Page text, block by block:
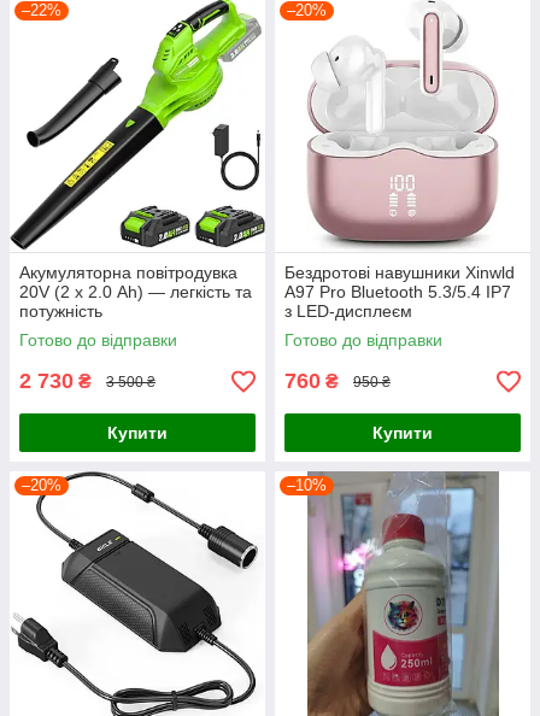
–22%
Акумуляторна повітродувка
20V (2 х 2.0 Ah) — легкість та
потужність
Готово до відправки
2 730 ₴ 3 500 ₴
Купити
–20%
Бездротові навушники Xinwld
A97 Pro Bluetooth 5.3/5.4 IP7
з LED-дисплеєм
Готово до відправки
760 ₴ 950 ₴
Купити
–20% –10%